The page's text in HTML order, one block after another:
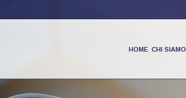
HOME CHI SIAMO